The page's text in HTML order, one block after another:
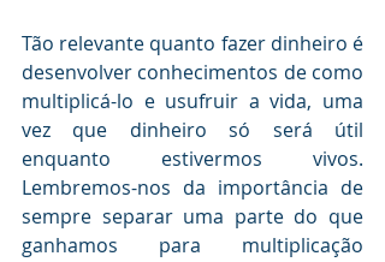
Tão relevante quanto fazer dinheiro é
desenvolver conhecimentos de como
multiplicá-lo e usufruir a vida, uma
vez que dinheiro só será útil
enquanto estivermos vivos.
Lembremos-nos da importância de
sempre separar uma parte do que
ganhamos para multiplicação